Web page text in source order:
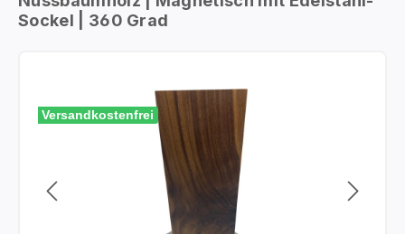
Sockel | 360 Grad
Bildergalerie überspringen
Versandkostenfrei